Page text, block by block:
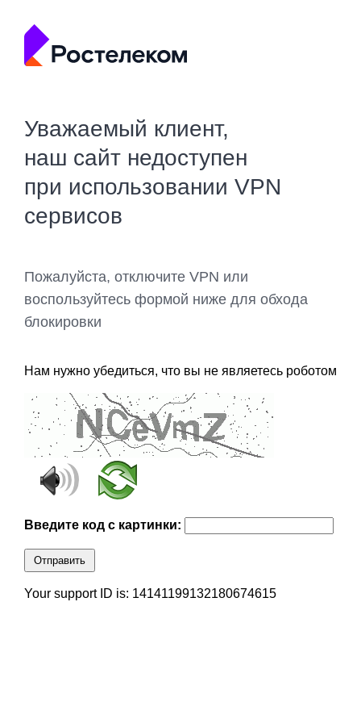
Уважаемый клиент,
наш сайт недоступен
при использовании VPN
сервисов
Пожалуйста, отключите VPN или
воспользуйтесь формой ниже для обхода
блокировки
Нам нужно убедиться, что вы не являетесь роботом
Введите код с картинки:
Отправить
Your support ID is: 14141199132180674615